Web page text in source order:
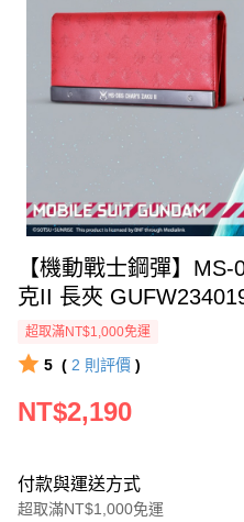
【機動戰士鋼彈】
克II 長夾
超取滿NT$1,000免運
5 ( 2 則評價 )
NT$2,190
付款與運送方式
超取滿NT$1,000免運